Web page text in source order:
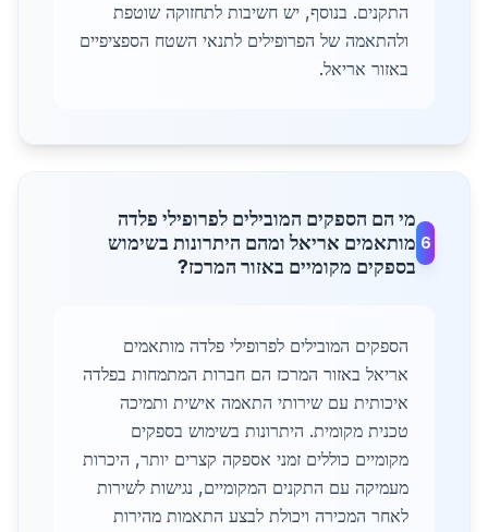
התקנים. בנוסף, יש חשיבות לתחזוקה שוטפת
ולהתאמה של הפרופילים לתנאי השטח הספציפיים
באזור אריאל.
6
מי הם הספקים המובילים לפרופילי פלדה
מותאמים אריאל ומהם היתרונות בשימוש
בספקים מקומיים באזור המרכז?
הספקים המובילים לפרופילי פלדה מותאמים
אריאל באזור המרכז הם חברות המתמחות בפלדה
איכותית עם שירותי התאמה אישית ותמיכה
טכנית מקומית. היתרונות בשימוש בספקים
מקומיים כוללים זמני אספקה קצרים יותר, היכרות
מעמיקה עם התקנים המקומיים, נגישות לשירות
לאחר המכירה ויכולת לבצע התאמות מהירות